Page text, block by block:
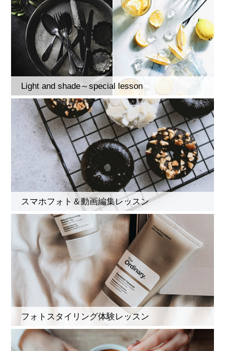
Light and shade～special lesson
スマホフォト＆動画編集レッスン
フォトスタイリング体験レッスン